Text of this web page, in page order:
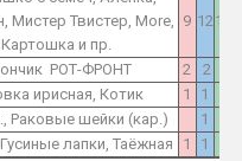
Мистер Твистер, More,
и пр.
9 1215
РОТ-ФРОНТ 2 2
ирисная, Котик
1 1
Раковые шейки (кар.)
1
лапки, Таёжная
1 1